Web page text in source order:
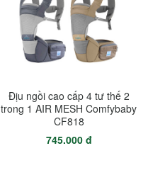
Địu ngồi cao cấp 4 tư thế 2
trong 1 AIR MESH Comfybaby
CF818
745.000 đ